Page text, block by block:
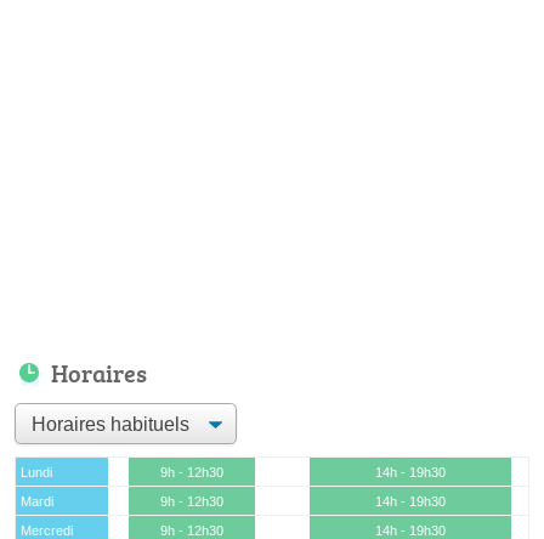
Horaires
Lundi 9h - 12h30
14h - 19h30
Mardi
9h - 12h30
14h - 19h30
Mercredi
9h - 12h30
14h - 19h30